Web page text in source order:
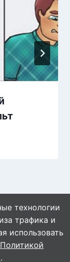
технологии
трафика и
использовать
Политикой
.